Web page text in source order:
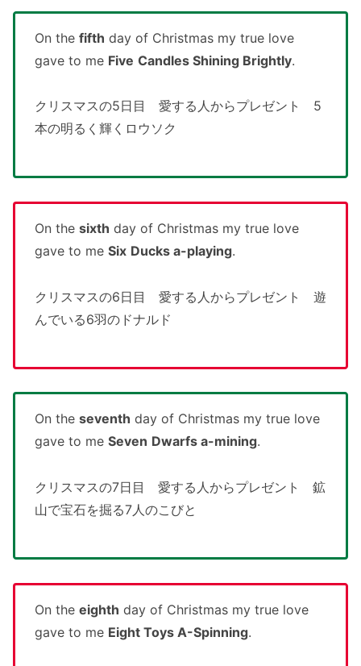
On the fifth day of Christmas my true love
gave to me Five Candles Shining Brightly.
クリスマスの5日目 愛する人からプレゼント 5
本の明るく輝くロウソク
On the sixth day of Christmas my true love
gave to me Six Ducks a-playing.
クリスマスの6日目 愛する人からプレゼント 遊
んでいる6羽のドナルド
On the seventh day of Christmas my true love
gave to me Seven Dwarfs a-mining.
クリスマスの7日目 愛する人からプレゼント 鉱
山で宝石を掘る7人のこびと
On the eighth day of Christmas my true love
gave to me Eight Toys A-Spinning.